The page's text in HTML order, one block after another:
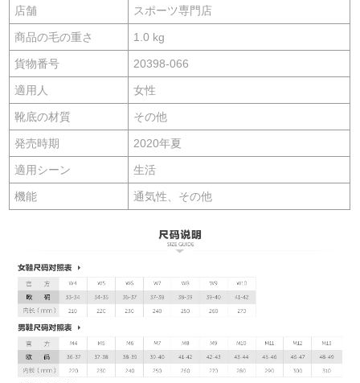
店舗 スポーツ専門店
商品の毛の重さ 1.0 kg
貨物番号 20398-066
適用人 女性
靴底の材質 その他
発売時期 2020年夏
適用シーン 生活
機能 通気性、その他